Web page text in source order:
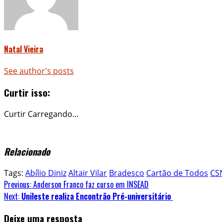
Natal Vieira
See author's posts
Curtir isso:
Curtir Carregando...
Relacionado
Tags: Abílio DinizAltair Vilar Bradesco Cartão de Todos
Continue
Reading
Previous:Anderson Franco faz curso em INSEAD
Next: Unileste realiza Encontrão Pré-universitário
Deixe uma resposta